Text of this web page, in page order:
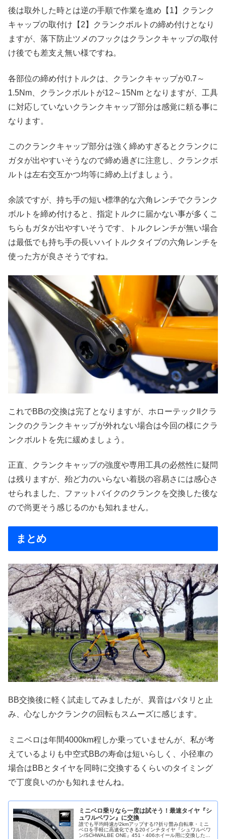
後は取外した時とは逆の手順で作業を進め【1】クランク
キャップの取付け【2】クランクボルトの締め付けとなり
ますが、落下防止ツメのフックはクランクキャップの取付
け後でも差支え無い様ですね。
各部位の締め付けトルクは、クランクキャップが0.7～
1.5Nm、クランクボルトが12～15Nm となりますが、工具
に対応していないクランクキャップ部分は感覚に頼る事に
なります。
このクランクキャップ部分は強く締めすぎるとクランクに
ガタが出やすいそうなので締め過ぎに注意し、クランクボ
ルトは左右交互かつ均等に締め上げましょう。
余談ですが、持ち手の短い標準的な六角レンチでクランク
ボルトを締め付けると、指定トルクに届かない事が多くこ
ちらもガタが出やすいそうです、トルクレンチが無い場合
は最低でも持ち手の長いハイトルクタイプの六角レンチを
使った方が良さそうですね。
これでBBの交換は完了となりますが、ホローテックIIクラ
ンクのクランクキャップが外れない場合は今回の様にクラ
ンクボルトを先に緩めましょう。
正直、クランクキャップの強度や専用工具の必然性に疑問
は残りますが、殆ど力のいらない着脱の容易さには感心さ
せられました、ファットバイクのクランクを交換した後な
ので尚更そう感じるのかも知れません。
まとめ
BB交換後に軽く試走してみましたが、異音はパタリと止
み、心なしかクランクの回転もスムーズに感じます。
ミニベロは年間4000km程しか乗っていませんが、私が考
えているよりも中空式BBの寿命は短いらしく、小径車の
場合はBBとタイヤを同時に交換するくらいのタイミング
で丁度良いのかも知れませんね。
ミニベロ乗りなら一度は試そう！最速タイヤ『シ
ュワルベワン』に交換
誰でも平均時速が2kmアップする!?折り畳み自転車・ミニ
ベロを手軽に高速化できる20インチタイヤ『シュワルベワ
ン/SCHWALBE ONE』451・406ホイール用に交換した感